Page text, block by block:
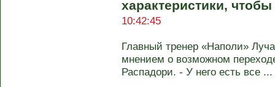
характеристики,
10:42:45
Главный тренер «Наполи»
мнением о возможном
Распадори. - У него есть все ...